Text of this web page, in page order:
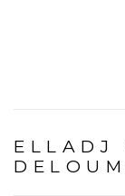
ELLADJ